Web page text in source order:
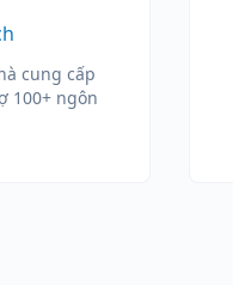
cung cấp
100+ ngôn